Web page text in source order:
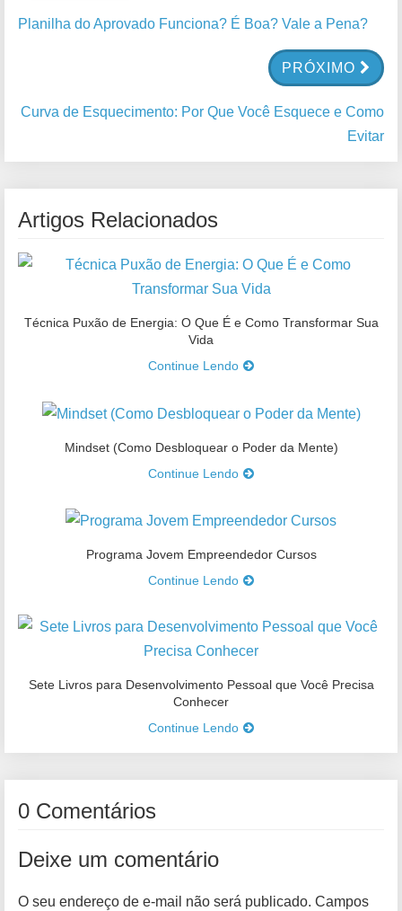
Planilha do Aprovado Funciona? É Boa? Vale a Pena?
PRÓXIMO
Curva de Esquecimento: Por Que Você Esquece e Como
Evitar
Artigos Relacionados
Técnica Puxão de Energia: O Que É e Como Transformar Sua
Vida
Continue Lendo
Mindset (Como Desbloquear o Poder da Mente)
Continue Lendo
Programa Jovem Empreendedor Cursos
Continue Lendo
Sete Livros para Desenvolvimento Pessoal que Você Precisa
Conhecer
Continue Lendo
0 Comentários
Deixe um comentário
O seu endereço de e-mail não será publicado. Campos